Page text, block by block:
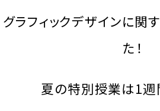
グラフィックデザインに関
た！
夏の特別授業は1週